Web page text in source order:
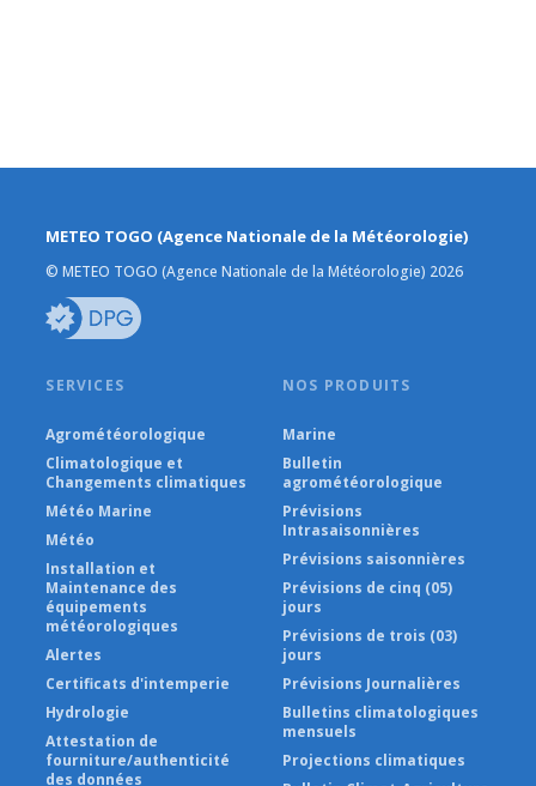
METEO TOGO (Agence Nationale de la Météorologie)
© METEO TOGO (Agence Nationale de la Météorologie) 2026
SERVICES
Agrométéorologique
Climatologique et
Changements climatiques
Météo Marine
Météo
Installation et
Maintenance des
équipements
météorologiques
Alertes
Certificats d'intemperie
Hydrologie
Attestation de
fourniture/authenticité
des données
NOS PRODUITS
Marine
Bulletin
agrométéorologique
Prévisions
Intrasaisonnières
Prévisions saisonnières
Prévisions de cinq (05)
jours
Prévisions de trois (03)
jours
Prévisions Journalières
Bulletins climatologiques
mensuels
Projections climatiques